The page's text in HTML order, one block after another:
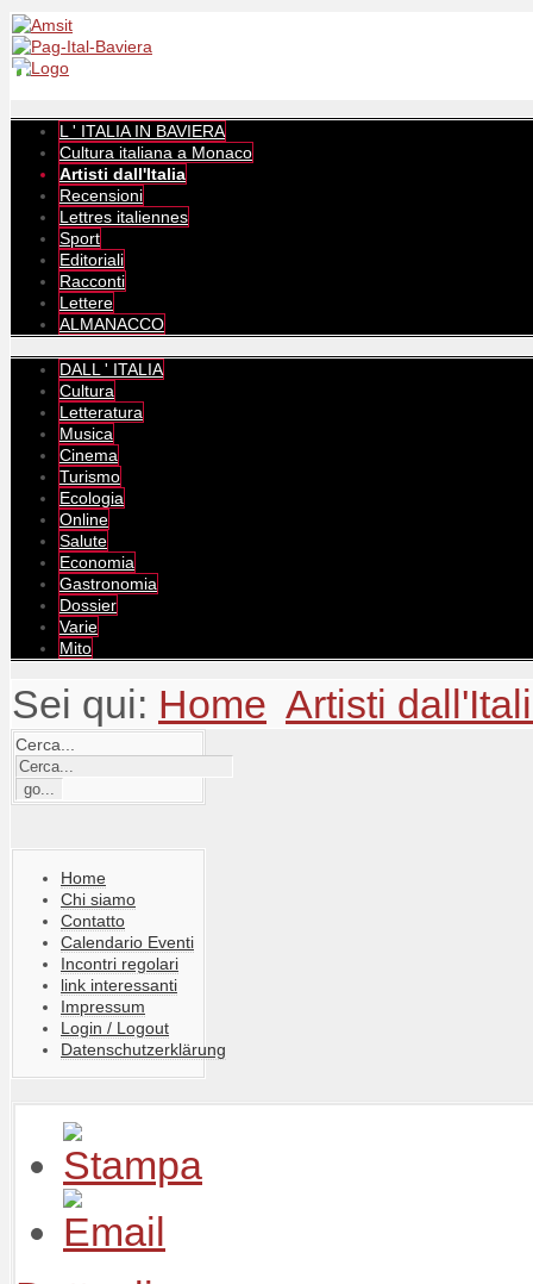
L ' ITALIA IN BAVIERA
Cultura italiana a Monaco
Artisti dall'Italia
Recensioni
Lettres italiennes
Sport
Editoriali
Racconti
Lettere
ALMANACCO
DALL ' ITALIA
Cultura
Letteratura
Musica
Cinema
Turismo
Ecologia
Online
Salute
Economia
Gastronomia
Dossier
Varie
Mito
Sei qui: Home Artisti
Cerca...
Home
Chi siamo
Contatto
Calendario Eventi
Incontri regolari
link interessanti
Impressum
Login / Logout
Datenschutzerklärung